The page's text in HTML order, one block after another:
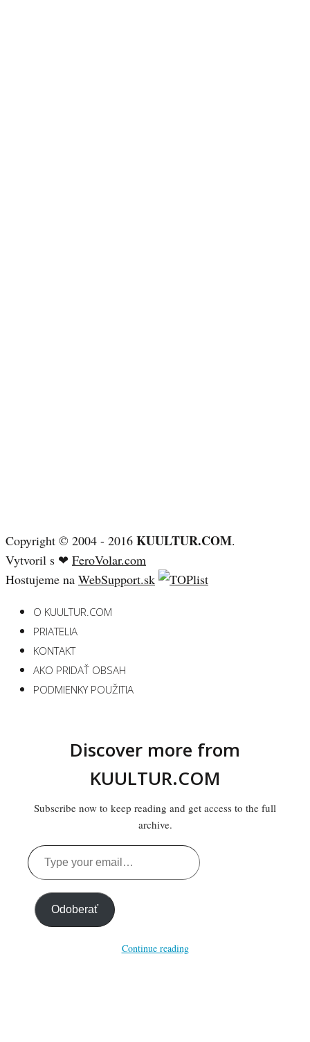
Copyright © 2004 - 2016 KUULTUR.COM.
Vytvoril s ❤ FeroVolar.com
Hostujeme na WebSupport.sk
O KUULTUR.COM
PRIATELIA
KONTAKT
AKO PRIDAŤ OBSAH
PODMIENKY POUŽITIA
Discover more from
KUULTUR.COM
Subscribe now to keep reading and get access to the full
archive.
Type
your
email…
Odoberať
Continue reading